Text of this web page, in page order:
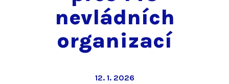
nevládních
organizací
12. 1. 2026